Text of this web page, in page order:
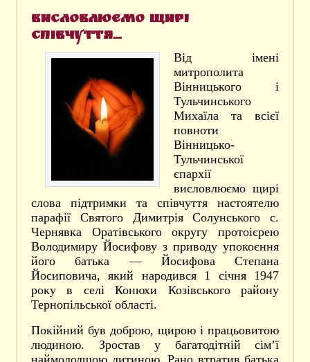
Висловлюємо щирі
співчуття...
Від імені
митрополита
Вінницького і
Тульчинського
Михаїла та всієї
повноти
Вінницько-
Тульчинської
єпархії
висловлюємо щирі
слова підтримки та співчуття настоятелю
парафії Святого Димитрія Солунського с.
Чернявка Оратівського округу протоієрею
Володимиру Йосифову з приводу упокоєння
його батька — Йосифова Степана
Йосиповича, який народився 1 січня 1947
року в селі Конюхи Козівського району
Тернопільської області.
Покійний був доброю, щирою і працьовитою
людиною. Зростав у багатодітній сімʼї
наймолодшою дитиною. Рано втратив батька